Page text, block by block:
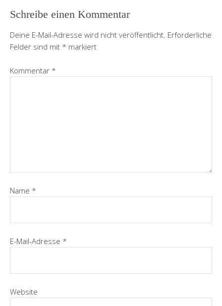
Schreibe einen Kommentar
Deine E-Mail-Adresse wird nicht veröffentlicht. Erforderliche
Felder sind mit * markiert
Kommentar *
Name *
E-Mail-Adresse *
Website